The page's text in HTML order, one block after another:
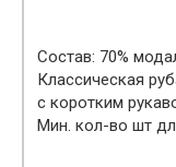
Состав: 70%
Классическая
с коротким
Мин. кол-во шт